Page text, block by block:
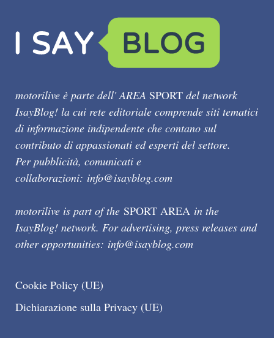
motorilive è parte dell' AREA SPORT del network
IsayBlog! la cui rete editoriale comprende siti tematici
di informazione indipendente che contano sul
contributo di appassionati ed esperti del settore.
Per pubblicità, comunicati e
collaborazioni: info@isayblog.com
motorilive is part of the SPORT AREA in the
IsayBlog! network. For advertising, press releases and
other opportunities: info@isayblog.com
Cookie Policy (UE)
Dichiarazione sulla Privacy (UE)